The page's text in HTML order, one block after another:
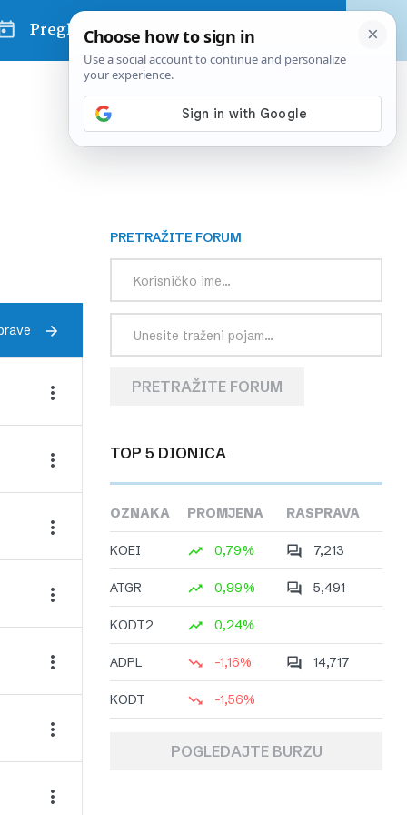
Pregled dana
PRETRAŽITE FORUM
PRETRAŽITE FORUM
TOP 5 DIONICA
OZNAKA PROMJENA RASPRAVA
KOEI 0,79% 7,213
ATGR 0,99% 5,491
KODT2 0,24%
ADPL -1,16% 14,717
KODT -1,56%
POGLEDAJTE BURZU